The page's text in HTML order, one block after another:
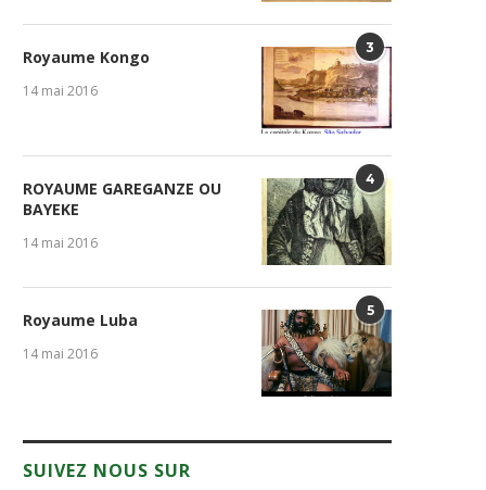
3
Royaume Kongo
14 mai 2016
4
ROYAUME GAREGANZE OU
BAYEKE
14 mai 2016
5
Royaume Luba
14 mai 2016
SUIVEZ NOUS SUR